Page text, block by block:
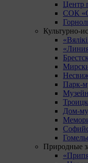
Центр
СОК
Культурно-
Парк-
Дом-
Природные